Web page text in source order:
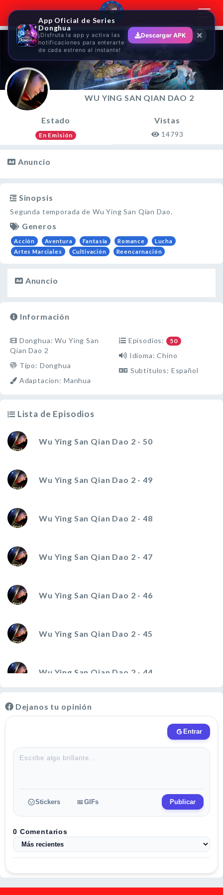
WU YING SAN QIAN DAO 2
Estado
En Emisión
Vistas
14793
Anuncio
Sinopsis
Segunda temporada de Wu Ying San Qian Dao.
Generos
Acción Aventura Fantasía Romance
Lucha
Artes Marciales
Cultivación Reencarnación
Anuncio
Información
Donghua: Wu Ying San
Qian Dao 2
Tipo: Donghua
Adaptacion: Manhua
Episodios: 50
Idioma: Chino
Subtitulos: Español
Lista de Episodios
Wu Ying San Qian Dao 2 - 50
Wu Ying San Qian Dao 2 - 49
Wu Ying San Qian Dao 2 - 48
Wu Ying San Qian Dao 2 - 47
Wu Ying San Qian Dao 2 - 46
Wu Ying San Qian Dao 2 - 45
Wu Ying San Qian Dao 2 - 44
Wu Ying San Qian Dao 2 - 43
Wu Ying San Qian Dao 2 - 42
Dejanos tu opinión
App Oficial de Series
Donghua
¡Disfruta la app y activa las
notificaciones para enterarte
de cada estreno al instante!
Descargar APK